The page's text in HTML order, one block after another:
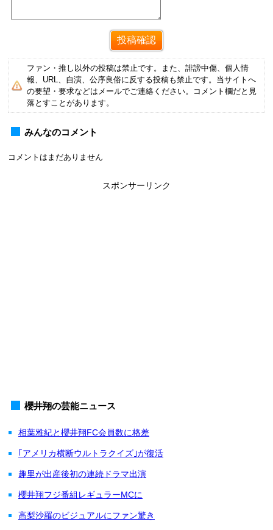
ファン・推し以外の投稿は禁止です。また、誹謗中傷、個人情
報、URL、自演、公序良俗に反する投稿も禁止です。当サイトへ
の要望・要求などはメールでご連絡ください。コメント欄だと見
落とすことがあります。
みんなのコメント
コメントはまだありません
スポンサーリンク
櫻井翔の芸能ニュース
相葉雅紀と櫻井翔FC会員数に格差
｢アメリカ横断ウルトラクイズ｣が復活
趣里が出産後初の連続ドラマ出演
櫻井翔フジ番組レギュラーMCに
高梨沙羅のビジュアルにファン驚き